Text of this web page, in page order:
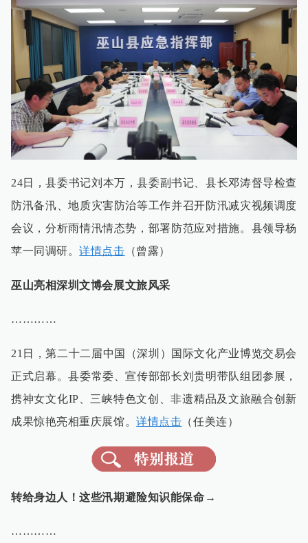
24日，县委书记刘本万，县委副书记、县长邓涛督导检查
防汛备汛、地质灾害防治等工作并召开防汛减灾视频调度
会议，分析雨情汛情态势，部署防范应对措施。县领导杨
苹一同调研。详情点击 （曾露）
巫山亮相深圳文博会展文旅风采
…………
21日，第二十二届中国（深圳）国际文化产业博览交易会
正式启幕。县委常委、宣传部部长刘贵明带队组团参展，
携神女文化IP、三峡特色文创、非遗精品及文旅融合创新
成果惊艳亮相重庆展馆。详情点击 （任美连）
转给身边人！这些汛期避险知识能保命→
…………